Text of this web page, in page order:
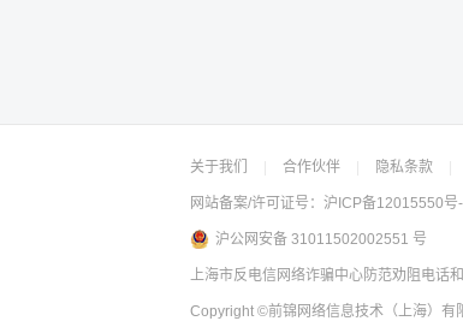
关于我们 合作伙伴 隐私条款
网站备案/许可证号： 沪ICP备12015550号
沪公网安备 31011502002551 号
上海市反电信网络诈骗中心防范劝阻电话
Copyright ©前锦网络信息技术（上海）有